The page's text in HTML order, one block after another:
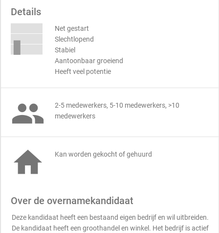
Details
Net gestart
Slechtlopend
Stabiel
Aantoonbaar groeiend
Heeft veel potentie

2-5 medewerkers, 5-10 medewerkers, >10
medewerkers
 Kan worden gekocht of gehuurd
Over de overnamekandidaat
Deze kandidaat heeft een bestaand eigen bedrijf en wil uitbreiden.
De kandidaat heeft een groothandel en winkel. Het bedrijf is actief